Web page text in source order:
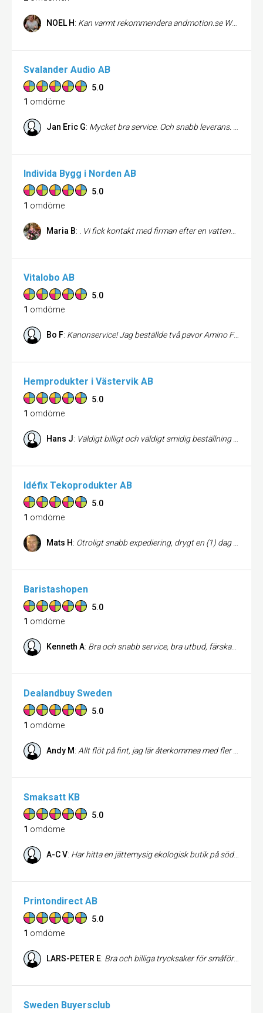
NOEL H: Kan varmt rekommendera andmotion.se Webshopen är snyggt designad och användarvänlig med ett bra sortiment. Deras nyöppnade butik är fräsch och ett stort plus till den mycket trevliga personalen som verkligen har tagit bra service och trevligt bemötande på allvar. Tyvärr köpte jag aldrig något då allt jag ville ha var tillfälligt slut i min storlek, men jag kommer definitivt att besöka andmotions butik och/eller webshop först nästa gång jag ska köpa något skidrelaterat och hoppas då att det jag vill ha finns på lager!
Svalander Audio AB
5.0
1 omdöme
Jan Eric G: Mycket bra service. Och snabb leverans. Svarar snabbt på mail.har bara gott att säga Rekommenderas.
Individa Bygg i Norden AB
5.0
1 omdöme
Maria B: . Vi fick kontakt med firman efter en vattenskada. Vänligt, kunnigt och uppriktigt bemötande. De fick laga väggar, lägga nya golv och tapetsera och måla. Vi blev mycket nöjda. Tapetseringen var makalöst bra gjord, när de fick mönsterpassa och laga. Helt otroligt bra gjort.
Vitalobo AB
5.0
1 omdöme
Bo F: Kanonservice! Jag beställde två pavor Amino Fuel på dagen. En stund senare fick jag en bekräftelse via mail med beställningsnummer etc. Samma kväll fick jag ett sms från posten att dom mottagit paketet och dagen efter hade jag min beställning. Det här kallar jag service.
Hemprodukter i Västervik AB
5.0
1 omdöme
Hans J: Väldigt billigt och väldigt smidig beställning av dammsugarpåsar. De ovade visserligen fyrpack fast jag fick trepack. Men då det var til centraldammsugare var det ändå väldigt billigt. Deras hemsida är www.dammsugarpåse.com
Idéfix Tekoprodukter AB
5.0
1 omdöme
Mats H: Otroligt snabb expediering, drygt en (1) dag från beställning till leverans! Snabb och bra kundsupport via mejl också. Tyvärr har ITAB varken PayPal eller VISA men frakten är fri över 1000 kr. Sortimentet består av kända märken såsom Didriksons och till skillnad från t ex Intersport och Team Sportia har de även stora storlekar såsom 3XL, dessutom till ett lägre pris än de stora kedjorna.
Baristashopen
5.0
1 omdöme
Kenneth A: Bra och snabb service, bra utbud, färskaste och bästa kaffebönorna
Dealandbuy Sweden
5.0
1 omdöme
Andy M: Allt flöt på fint, jag lär återkommea med fler beställningar! Ruskigt snabb leverans!
Smaksatt KB
5.0
1 omdöme
A-C V: Har hitta en jättemysig ekologisk butik på söder. Kunnig och trevlig personal och massor av ovanliga ekologiska märken. Fullt med eko till barn. Helt underbar!!
Printondirect AB
5.0
1 omdöme
LARS-PETER E: Bra och billiga trycksaker för småföretagare. Pålitliga!
Sweden Buyersclub